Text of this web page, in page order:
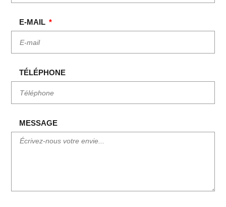
E-MAIL
TÉLÉPHONE
MESSAGE